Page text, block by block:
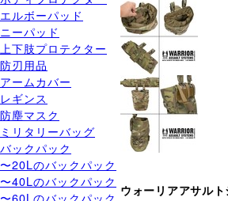
エルボーパッド
ニーパッド
上下肢プロテクター
防刃用品
アームカバー
レギンス
防塵マスク
ミリタリーバッグ
バックパック
〜20Lのバックパック
〜40Lのバックパック
〜60Lのバックパック ウォーリアアサル